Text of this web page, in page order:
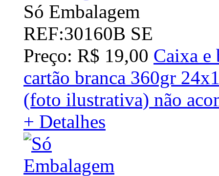
Só Embalagem
REF:30160B SE
Preço: R$ 19,00 Caixa e
cartão branca 360gr
(foto ilustrativa) não
+ Detalhes